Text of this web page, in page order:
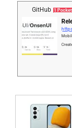
GitHub 1 Pocket